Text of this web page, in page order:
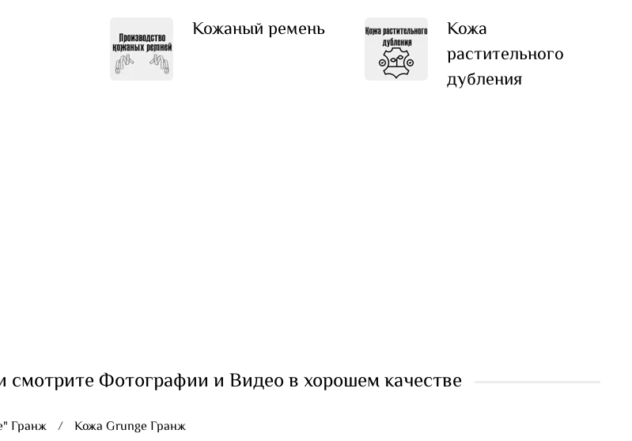
Кожаный ремень
Кожа
растительного
дубления
смотрите Фотографии и Видео в хорошем качестве
Гранж Кожа Grunge Гранж